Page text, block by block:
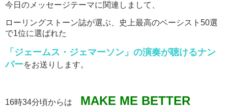
今日のメッセージテーマに関連しまして、
ローリングストーン誌が選ぶ、史上最高のベーシスト50選
で1位に選ばれた
「ジェームス・ジェマーソン」の演奏が聴けるナン
バーをお送りします。
16時34分頃からは MAKE ME BETTER